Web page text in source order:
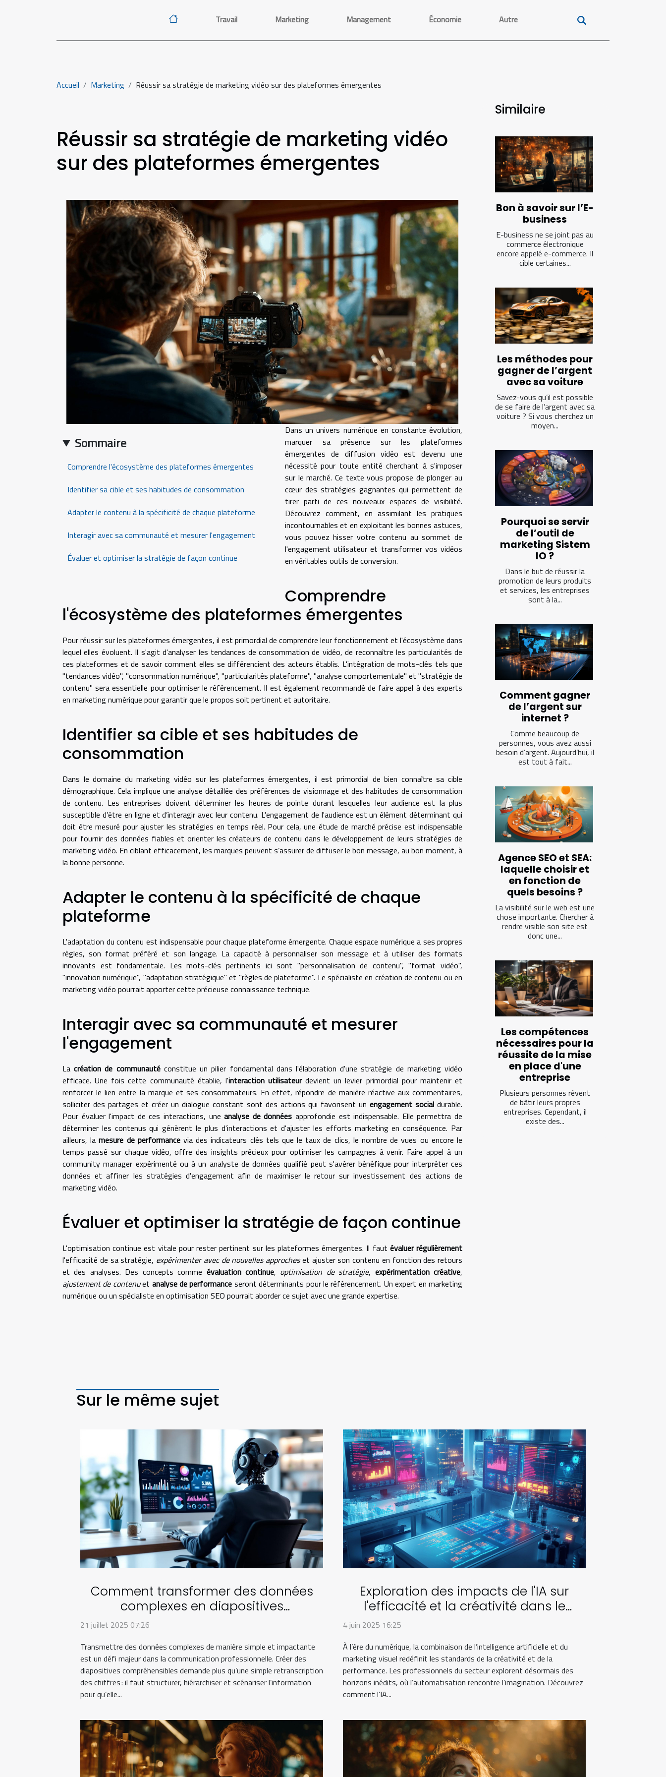
Travail Marketing Management Économie Autre
Accueil Marketing Réussir sa stratégie de marketing vidéo sur des plateformes émergentes
Réussir sa stratégie de marketing vidéo
sur des plateformes émergentes
Sommaire
Comprendre l'écosystème des plateformes émergentes
Identifier sa cible et ses habitudes de consommation
Adapter le contenu à la spécificité de chaque plateforme
Interagir avec sa communauté et mesurer l'engagement
Évaluer et optimiser la stratégie de façon continue
Dans un univers numérique en constante évolution,
marquer sa présence sur les plateformes
émergentes de diffusion vidéo est devenu une
nécessité pour toute entité cherchant à s'imposer
sur le marché. Ce texte vous propose de plonger au
cœur des stratégies gagnantes qui permettent de
tirer parti de ces nouveaux espaces de visibilité.
Découvrez comment, en assimilant les pratiques
incontournables et en exploitant les bonnes astuces,
vous pouvez hisser votre contenu au sommet de
l'engagement utilisateur et transformer vos vidéos
en véritables outils de conversion.
Comprendre
l'écosystème des plateformes émergentes
Pour réussir sur les plateformes émergentes, il est primordial de comprendre leur fonctionnement et l'écosystème dans
lequel elles évoluent. Il s'agit d'analyser les tendances de consommation de vidéo, de reconnaître les particularités de
ces plateformes et de savoir comment elles se différencient des acteurs établis. L'intégration de mots-clés tels que
"tendances vidéo", "consommation numérique", "particularités plateforme", "analyse comportementale" et "stratégie de
contenu" sera essentielle pour optimiser le référencement. Il est également recommandé de faire appel à des experts
en marketing numérique pour garantir que le propos soit pertinent et autoritaire.
Identifier sa cible et ses habitudes de
consommation
Dans le domaine du marketing vidéo sur les plateformes émergentes, il est primordial de bien connaître sa cible
démographique. Cela implique une analyse détaillée des préférences de visionnage et des habitudes de consommation
de contenu. Les entreprises doivent déterminer les heures de pointe durant lesquelles leur audience est la plus
susceptible d’être en ligne et d’interagir avec leur contenu. L'engagement de l'audience est un élément déterminant qui
doit être mesuré pour ajuster les stratégies en temps réel. Pour cela, une étude de marché précise est indispensable
pour fournir des données fiables et orienter les créateurs de contenu dans le développement de leurs stratégies de
marketing vidéo. En ciblant efficacement, les marques peuvent s’assurer de diffuser le bon message, au bon moment, à
la bonne personne.
Adapter le contenu à la spécificité de chaque
plateforme
L'adaptation du contenu est indispensable pour chaque plateforme émergente. Chaque espace numérique a ses propres
règles, son format préféré et son langage. La capacité à personnaliser son message et à utiliser des formats
innovants est fondamentale. Les mots-clés pertinents ici sont "personnalisation de contenu", "format vidéo",
"innovation numérique", "adaptation stratégique" et "règles de plateforme". Le spécialiste en création de contenu ou en
marketing vidéo pourrait apporter cette précieuse connaissance technique.
Interagir avec sa communauté et mesurer
l'engagement
Lacréation de communautéconstitue un pilier fondamental dans l'élaboration d'une stratégie de marketing vidéo
efficace. Une fois cette communauté établie, l'interaction utilisateurdevient un levier primordial pour maintenir et
renforcer le lien entre la marque et ses consommateurs. En effet, répondre de manière réactive aux commentaires,
solliciter des partages et créer un dialogue constant sont des actions qui favorisent un engagement socialdurable.
Pour évaluer l'impact de ces interactions, uneanalyse de données approfondie est indispensable. Elle permettra de
déterminer les contenus qui génèrent le plus d'interactions et d'ajuster les efforts marketing en conséquence. Par
ailleurs, lamesure de performancevia des indicateurs clés tels que le taux de clics, le nombre de vues ou encore le
temps passé sur chaque vidéo, offre des insights précieux pour optimiser les campagnes à venir. Faire appel à un
community manager expérimenté ou à un analyste de données qualifié peut s'avérer bénéfique pour interpréter ces
données et affiner les stratégies d'engagement afin de maximiser le retour sur investissement des actions de
marketing vidéo.
Évaluer et optimiser la stratégie de façon continue
L'optimisation continue est vitale pour rester pertinent sur les plateformes émergentes. Il faut évaluer régulièrement
l'efficacité de sa stratégie, expérimenter avec de nouvelles approcheset ajuster son contenu en fonction des retours
et des analyses. Des concepts comme évaluation continue, optimisation de stratégie, expérimentation créative,
ajustement de contenuet analyse de performance seront déterminants pour le référencement. Un expert en marketing
numérique ou un spécialiste en optimisation SEO pourrait aborder ce sujet avec une grande expertise.
Similaire
Bon à savoir sur l’E-
business
E-business ne se joint pas au
commerce électronique
encore appelé e-commerce. Il
cible certaines...
Les méthodes pour
gagner de l’argent
avec sa voiture
Savez-vous qu’il est possible
de se faire de l’argent avec sa
voiture ? Si vous cherchez un
moyen...
Pourquoi se servir
de l’outil de
marketing Sistem
IO ?
Dans le but de réussir la
promotion de leurs produits
et services, les entreprises
sont à la...
Comment gagner
de l’argent sur
internet ?
Comme beaucoup de
personnes, vous avez aussi
besoin d’argent. Aujourd’hui, il
est tout à fait...
Agence SEO et SEA:
laquelle choisir et
en fonction de
quels besoins ?
La visibilité sur le web est une
chose importante. Chercher à
rendre visible son site est
donc une...
Les compétences
nécessaires pour la
réussite de la mise
en place d'une
entreprise
Plusieurs personnes rêvent
de bâtir leurs propres
entreprises. Cependant, il
existe des...
Sur le même sujet
Comment transformer des données
complexes en diapositives
compréhensibles ?
21 juillet 2025 07:26
Transmettre des données complexes de manière simple et impactante
est un défi majeur dans la communication professionnelle. Créer des
diapositives compréhensibles demande plus qu’une simple retranscription
des chiffres : il faut structurer, hiérarchiser et scénariser l’information
pour qu’elle...
Exploration des impacts de l'IA sur
l'efficacité et la créativité dans le
4 juin 2025 16:25
À l’ère du numérique, la combinaison de l’intelligence artificielle et du
marketing visuel redéfinit les standards de la créativité et de la
performance. Les professionnels du secteur explorent désormais des
horizons inédits, où l’automatisation rencontre l’imagination. Découvrez
comment l’IA...